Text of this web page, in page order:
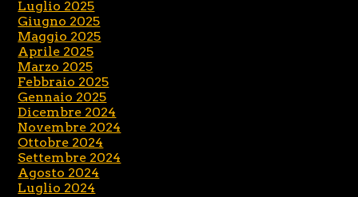
Luglio 2025
Giugno 2025
Maggio 2025
Aprile 2025
Marzo 2025
Febbraio 2025
Gennaio 2025
Dicembre 2024
Novembre 2024
Ottobre 2024
Settembre 2024
Agosto 2024
Luglio 2024